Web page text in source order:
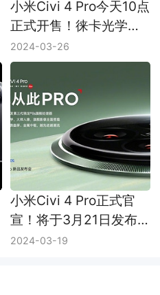
小米Civi 4 Pro今天10点
正式开售！徕卡光学大
师影像
2024-03-26
小米Civi 4 Pro正式官
宣！将于3月21日发布
首发第三代骁龙8s
2024-03-19